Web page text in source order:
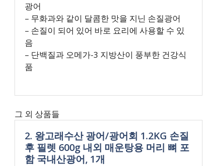
광어
– 무화과와 같이 달콤한 맛을 지닌 손질광어
– 손질이 되어 있어 바로 요리에 사용할 수 있
음
– 단백질과 오메가-3 지방산이 풍부한 건강식
품
그 외 상품들
2. 왕고래수산 광어/광어회 1.2KG 손질
후 필렛 600g 내외 매운탕용 머리 뼈 포
함 국내산광어, 1개